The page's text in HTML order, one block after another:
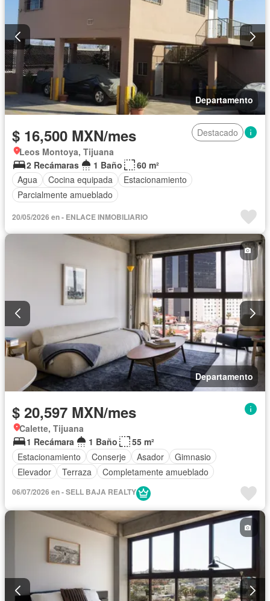
Departamento
$ 16,500 MXN/mes
Destacado
Leos Montoya, Tijuana
2 Recámaras
1 Baño
60 m²
Agua
Cocina equipada
Estacionamiento
Parcialmente amueblado
20/05/2026 en - ENLACE INMOBILIARIO
Departamento
$ 20,597 MXN/mes
Calette, Tijuana
1 Recámara
1 Baño
55 m²
Estacionamiento
Conserje Asador
Gimnasio
Elevador
Terraza Completamente amueblado
06/07/2026 en - SELL BAJA REALTY